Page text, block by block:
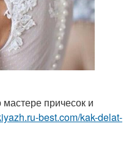
причесок и
best.com/kak-delat-